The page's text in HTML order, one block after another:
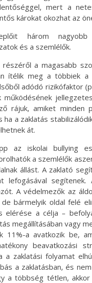
mert a
károkat okozhat az
három nagyobb
és a szemlélők.
részéről a magasabb
ítélik meg a többiek a
adódó rizikófaktor
rájuk, amiket minden
ha a zaklatás
át.
az iskolai bullying
a szemlélők
állást. A zaklató
lefogásával
A védelmezők az
bármelyik oldal felé
elérése a célja –
megállításában vagy
11%-a avatkozik be,
beavatkozási
a zaklatási folyamat
a zaklatásban, és
a többség tétlen,